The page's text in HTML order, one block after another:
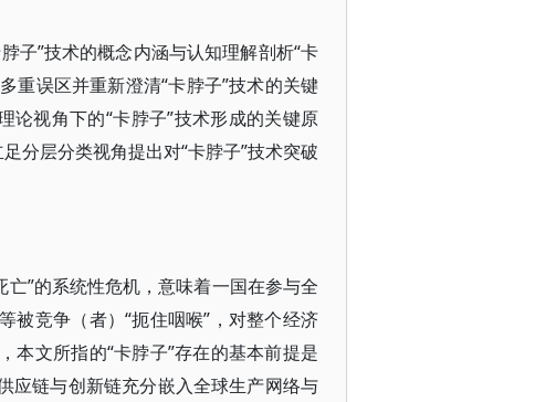
子”技术的概念内涵与认知理解剖析“卡
重误区并重新澄清“卡脖子”技术的关键
论视角下的“卡脖子”技术形成的关键原
分层分类视角提出对“卡脖子”技术突破
亡”的系统性危机，意味着一国在参与全
被竞争（者）“扼住咽喉”，对整个经济
本文所指的“卡脖子”存在的基本前提是
应链与创新链充分嵌入全球生产网络与